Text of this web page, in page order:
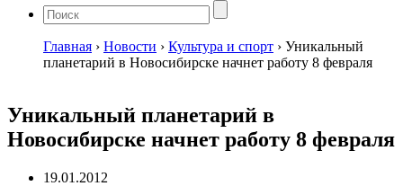
Главная › Новости › Культура и спорт › Уникальный
планетарий в Новосибирске начнет работу 8 февраля
Уникальный планетарий в
Новосибирске начнет работу 8 февраля
19.01.2012